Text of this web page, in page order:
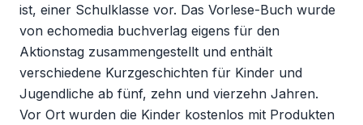
ist, einer Schulklasse vor. Das Vorlese-Buch wurde
von echomedia buchverlag eigens für den
Aktionstag zusammengestellt und enthält
verschiedene Kurzgeschichten für Kinder und
Jugendliche ab fünf, zehn und vierzehn Jahren.
Vor Ort wurden die Kinder kostenlos mit Produkten